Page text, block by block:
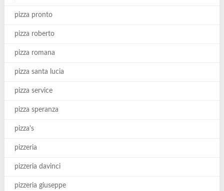
pizza pronto
pizza roberto
pizza romana
pizza santa lucia
pizza service
pizza speranza
pizza's
pizzeria
pizzeria davinci
pizzeria giuseppe